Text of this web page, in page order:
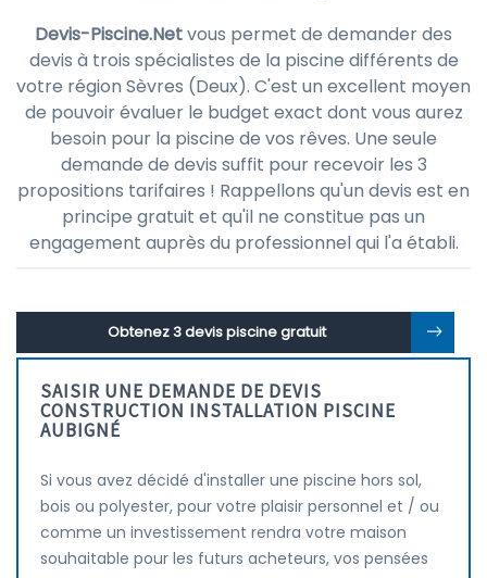
Devis-Piscine.Netvous permet de demander des
devis à trois spécialistes de la piscine différents de
votre région Sèvres (Deux). C'est un excellent moyen
de pouvoir évaluer le budget exact dont vous aurez
besoin pour la piscine de vos rêves. Une seule
demande de devis suffit pour recevoir les 3
propositions tarifaires ! Rappellons qu'un devis est en
principe gratuit et qu'il ne constitue pas un
engagement auprès du professionnel qui l'a établi.
Obtenez 3 devis piscine gratuit
SAISIR UNE DEMANDE DE DEVIS
CONSTRUCTION INSTALLATION PISCINE
AUBIGNÉ
Si vous avez décidé d'installer une piscine hors sol,
bois ou polyester, pour votre plaisir personnel et / ou
comme un investissement rendra votre maison
souhaitable pour les futurs acheteurs, vos pensées